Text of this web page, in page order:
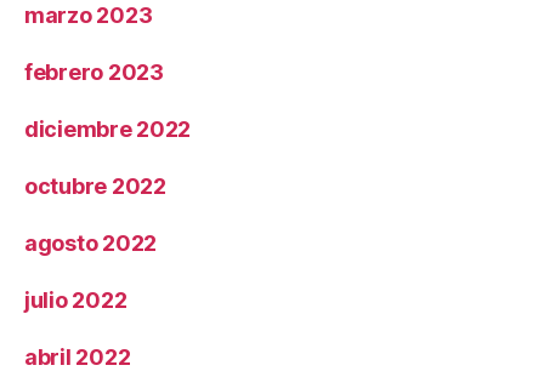
marzo 2023
febrero 2023
diciembre 2022
octubre 2022
agosto 2022
julio 2022
abril 2022